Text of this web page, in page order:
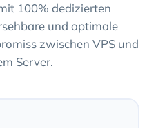
100% dedizierten
und optimale
zwischen VPS und
Server.